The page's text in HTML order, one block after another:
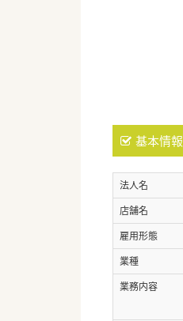
基本情報
法人名
店舗名
雇用形態
業種
業務内容